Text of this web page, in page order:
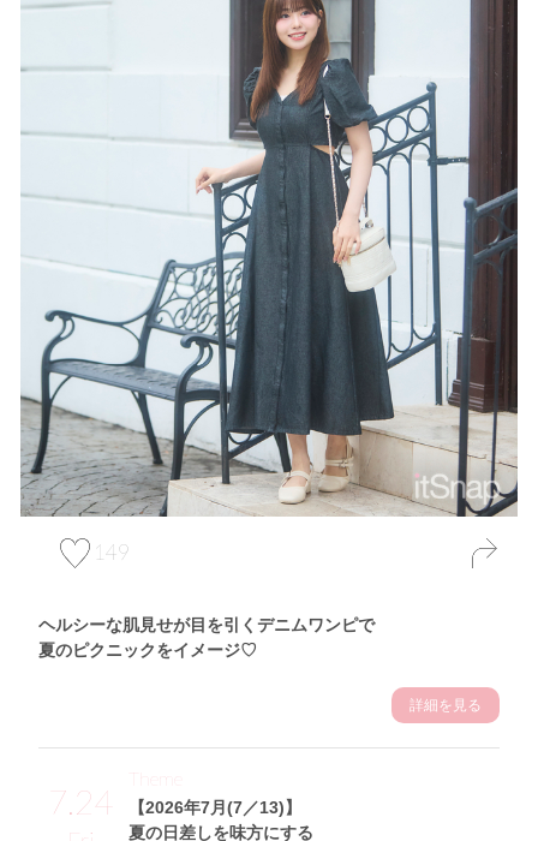
149
ヘルシーな肌見せが目を引くデニムワンピで
夏のピクニックをイメージ♡
詳細を見る
7.24
【2026年7月(7／13)】
夏の日差しを味方にする
Theme